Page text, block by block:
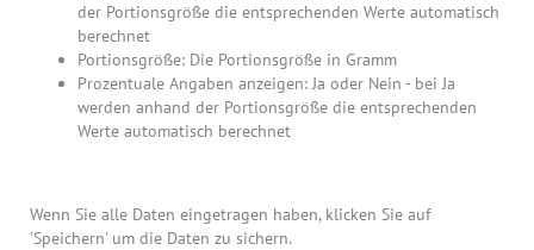
der Portionsgröße die entsprechenden Werte automatisch
berechnet
Portionsgröße: Die Portionsgröße in Gramm
Prozentuale Angaben anzeigen: Ja oder Nein - bei Ja
werden anhand der Portionsgröße die entsprechenden
Werte automatisch berechnet
Wenn Sie alle Daten eingetragen haben, klicken Sie auf
'Speichern' um die Daten zu sichern.